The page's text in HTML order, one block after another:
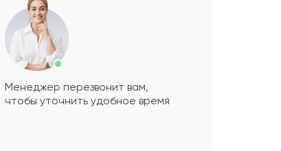
+?
Менеджер перезвонит вам,
чтобы уточнить удобное время